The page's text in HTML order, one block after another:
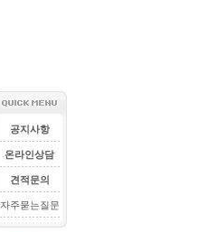
공지사항
온라인상담
견적문의
자주묻는질문